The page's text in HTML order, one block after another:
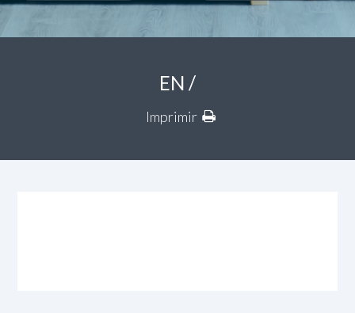
EN /
Imprimir